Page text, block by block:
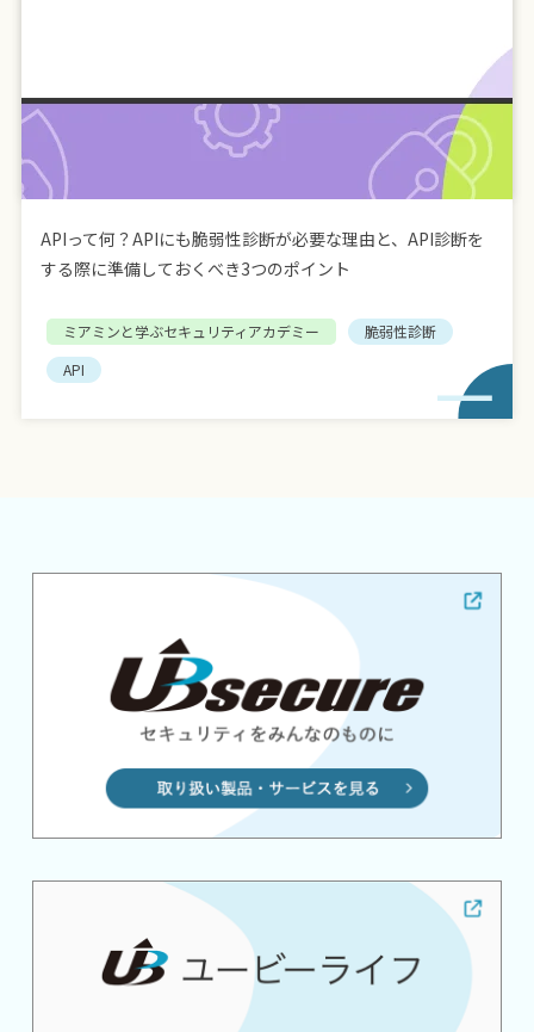
APIって何？APIにも脆弱性診断が必要な理由と、API診断を
する際に準備しておくべき3つのポイント
ミアミンと学ぶセキュリティアカデミー
脆弱性診断
API